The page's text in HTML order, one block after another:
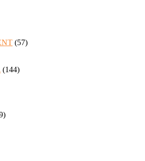
(57)
(144)